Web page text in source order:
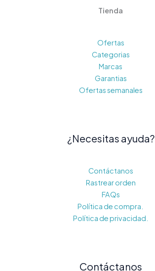
Tienda
Ofertas
Categorias
Marcas
Garantias
Ofertas semanales
¿Necesitas ayuda?
Contáctanos
Rastrear orden
FAQs
Política de compra.
Política de privacidad.
Contáctanos